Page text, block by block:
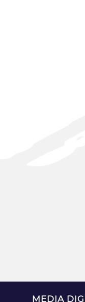
MEDIA